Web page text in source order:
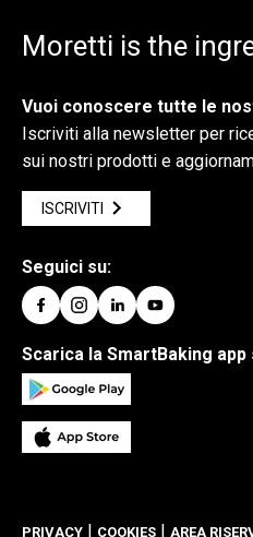
Moretti is the
Vuoi conoscere tutte le
Iscriviti alla newsletter per
sui nostri prodotti e
ISCRIVITI
Seguici su:
Scarica la SmartBaking app
PRIVACY | COOKIES | AREA